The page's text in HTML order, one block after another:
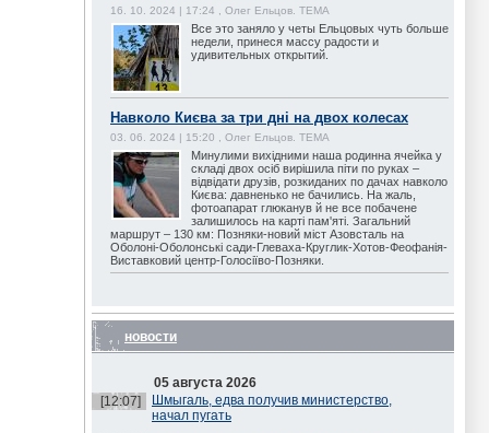
16. 10. 2024 | 17:24 , Олег Ельцов. ТЕМА
Все это заняло у четы Ельцовых чуть больше
недели, принеся массу радости и
удивительных открытий.
Навколо Києва за три дні на двох колесах
03. 06. 2024 | 15:20 , Олег Ельцов. ТЕМА
Минулими вихідними наша родинна ячейка у
складі двох осіб вирішила піти по руках –
відвідати друзів, розкиданих по дачах навколо
Києва: давненько не бачились. На жаль,
фотоапарат глюканув й не все побачене
залишилось на карті пам'яті. Загальний
маршрут – 130 км: Позняки-новий міст Азовсталь на
Оболоні-Оболонські сади-Глеваха-Круглик-Хотов-Феофанія-
Виставковий центр-Голосіїво-Позняки.
новости
05 августа 2026
[12:07]
Шмыгаль, едва получив министерство,
начал пугать